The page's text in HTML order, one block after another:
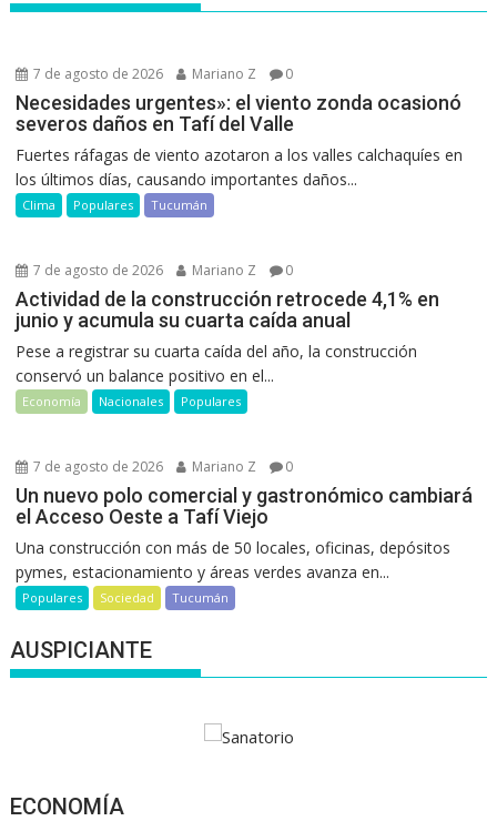
7 de agosto de 2026 Mariano Z 0
Necesidades urgentes»: el viento zonda ocasionó
severos daños en Tafí del Valle
Fuertes ráfagas de viento azotaron a los valles calchaquíes en
los últimos días, causando importantes daños...
Clima Populares Tucumán
7 de agosto de 2026 Mariano Z 0
Actividad de la construcción retrocede 4,1% en
junio y acumula su cuarta caída anual
Pese a registrar su cuarta caída del año, la construcción
conservó un balance positivo en el...
Economía Nacionales Populares
7 de agosto de 2026 Mariano Z 0
Un nuevo polo comercial y gastronómico cambiará
el Acceso Oeste a Tafí Viejo
Una construcción con más de 50 locales, oficinas, depósitos
pymes, estacionamiento y áreas verdes avanza en...
Populares Sociedad Tucumán
AUSPICIANTE
ECONOMÍA